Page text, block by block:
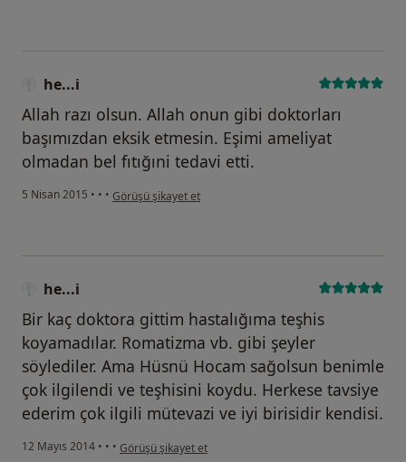
he...i
Allah razı olsun. Allah onun gibi doktorları
başımızdan eksik etmesin. Eşimi ameliyat
olmadan bel fıtığıni tedavi etti.
5 Nisan 2015 • • • kullanıcının görüşüne göre he...i
Görüşü şikayet et
he...i
Bir kaç doktora gittim hastalığıma teşhis
koyamadılar. Romatizma vb. gibi şeyler
söylediler. Ama Hüsnü Hocam sağolsun benimle
çok ilgilendi ve teşhisini koydu. Herkese tavsiye
ederim çok ilgili mütevazi ve iyi birisidir kendisi.
12 Mayıs 2014 • • • kullanıcının görüşüne göre he...i
Görüşü şikayet et